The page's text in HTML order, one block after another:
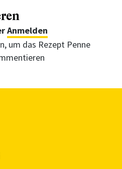
Anmelden
um das Rezept Penne